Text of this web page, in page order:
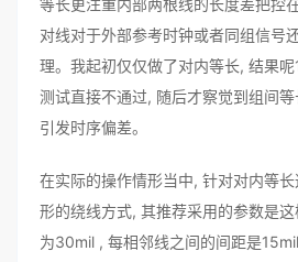
等长更注重内部两根线的长度差把控
对线对于外部参考时钟或者同组信号
理。我起初仅仅做了对内等长, 结果
测试直接不通过, 随后才察觉到组间
引发时序偏差。
在实际的操作情形当中, 针对对内等
形的绕线方式, 其推荐采用的参数是
为30mil , 每相邻线之间的间距是